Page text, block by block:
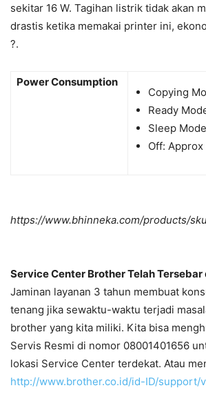
sekitar 16 W. Tagihan listrik tidak akan
drastis ketika memakai printer ini,
?.
Power Consumption
Copying
Ready
Sleep
Off: Approx
https://www.bhinneka.com/products/
Service Center Brother Telah Tersebar
Jaminan layanan 3 tahun membuat
tenang jika sewaktu-waktu terjadi
brother yang kita miliki. Kita bisa
Servis Resmi di nomor 08001401656
lokasi Service Center terdekat. Atau
http://www.brother.co.id/id-ID/support/